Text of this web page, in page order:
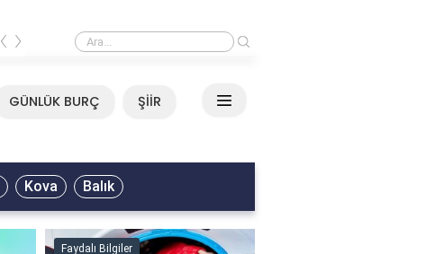
Mirkelam - Tavla Sözleri
‹ ›
GÜNLÜK BURÇ ŞİİR
Kova Balık
Faydalı Bilgiler